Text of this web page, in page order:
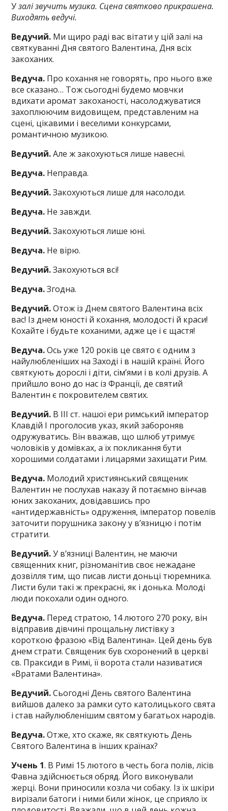
Узалі звучить музика. Сцена святково прикрашена.
Виходять ведучі.
Ведучий. Ми щиро раді вас вітати у цій залі на
святкуванні Дня святого Валентина, Дня всіх
закоханих.
Ведуча. Про кохання не говорять, про нього вже
все сказано… Тож сьогодні будемо мовчки
вдихати аромат закоханості, насолоджуватися
захоплюючим видовищем, представленим на
сцені, цікавими і веселими конкурсами,
романтичною музикою.
Ведучий.Але ж закохуються лише навесні.
Ведуча. Неправда.
Ведучий.Закохуються лише для насолоди.
Ведуча. Не завжди.
Ведучий.Закохуються лише юні.
Ведуча. Не вірю.
Ведучий.Закохуються всі!
Ведуча.Згодна.
Ведучий.Отож із Днем святого Валентина всіх
вас! Із днем юності й кохання, молодості й краси!
Кохайте і будьте коханими, адже це і є щастя!
Ведуча.Ось уже 120 років це свято є одним з
найулюбленіших на Заході і в нашій країні. Його
святкують дорослі і діти, сім’ями і в колі друзів. А
прийшло воно до нас із Франції, де святий
Валентин є покровителем святих.
Ведучий. В III ст. нашої ери римський імператор
Клавдій І проголосив указ, який забороняв
одружуватись. Він вважав, що шлюб утримує
чоловіків у домівках, а їх покликання бути
хорошими солдатами і лицарями захищати Рим.
Ведуча. Молодий християнський священик
Валентин не послухав наказу й потаємно вінчав
юних закоханих, довідавшись про
«антидержавність» одруження, імператор повелів
заточити порушника закону у в’язницю і потім
стратити.
Ведучий.У в’язниці Валентин, не маючи
священних книг, різноманітив своє нежадане
дозвілля тим, що писав листи доньці тюремника.
Листи були такі ж прекрасні, як і донька. Молоді
люди покохали один одного.
Ведуча. Перед стратою, 14 лютого 270 року, він
відправив дівчині прощальну листівку з
короткою фразою «Від Валентина». Цей день був
днем страти. Священик був схоронений в церкві
св. Праксиди в Римі, її ворота стали називатися
«Вратами Валентина».
Ведучий.Сьогодні День святого Валентина
вийшов далеко за рамки суто католицького свята
і став найулюбленішим святом у багатьох народів.
Ведуча.Отже, хто скаже, як святкують День
Святого Валентина в інших країнах?
Учень 1. В Римі 15 лютого в честь бога полів, лісів
Фавна здійснюється обряд. Його виконували
жерці. Вони приносили козла чи собаку. Із їх шкіри
вирізали батоги і ними били жінок, це сприяло їх